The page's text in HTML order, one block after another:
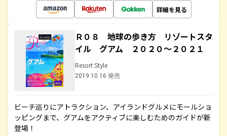
詳細を見る
Ｒ０８ 地球の歩き方 リゾートスタ
イル グアム ２０２０～２０２１
Resort Style
2019.10.16 発売
ビーチ巡りにアトラクション、アイランドグルメにモールショ
ッピングまで、グアムをアクティブに楽しむためのガイドが新
登場！